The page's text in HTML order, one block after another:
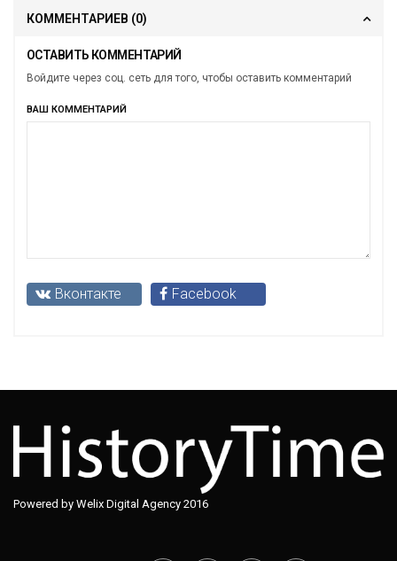
КОММЕНТАРИЕВ (0)
ОСТАВИТЬ КОММЕНТАРИЙ
Войдите через соц. сеть для того, чтобы оставить комментарий
ВАШ КОММЕНТАРИЙ
Вконтакте Facebook
Powered by Welix Digital Agency 2016